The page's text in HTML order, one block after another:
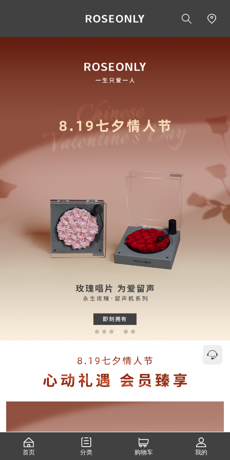
首页 分类 购物车 我的